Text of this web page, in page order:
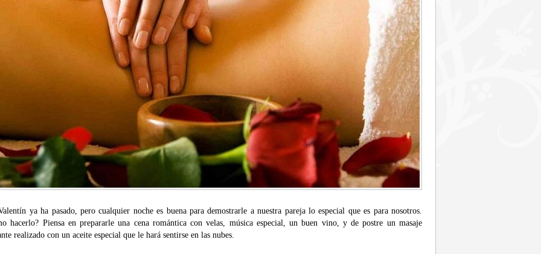
ya ha pasado, pero cualquier noche es buena para demostrarle a nuestra pareja lo especial que es para nosotros.
hacerlo? Piensa en prepararle una cena romántica con velas, música especial, un buen vino, y de postre un masaje
realizado con un aceite especial que le hará sentirse en las nubes.